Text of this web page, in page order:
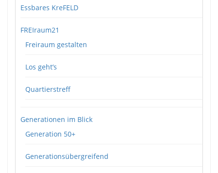
Essbares KreFELD
FREIraum21
Freiraum gestalten
Los geht’s
Quartierstreff
Generationen im Blick
Generation 50+
Generationsübergreifend